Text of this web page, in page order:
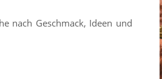
nach Geschmack, Ideen und